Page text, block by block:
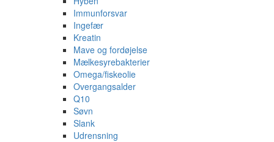
Immunforsvar
Ingefær
Kreatin
Mave og fordøjelse
Mælkesyrebakterier
Omega/fiskeolie
Overgangsalder
Q10
Søvn
Slank
Udrensning